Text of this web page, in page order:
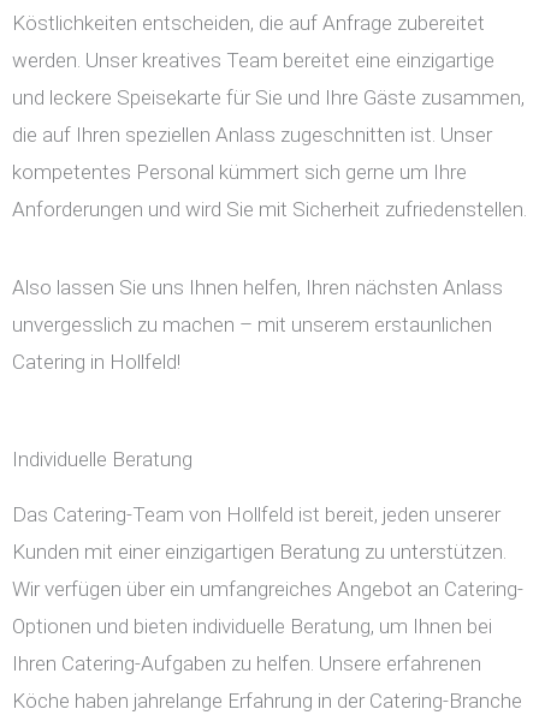
Köstlichkeiten entscheiden, die auf Anfrage zubereitet
werden. Unser kreatives Team bereitet eine einzigartige
und leckere Speisekarte für Sie und Ihre Gäste zusammen,
die auf Ihren speziellen Anlass zugeschnitten ist. Unser
kompetentes Personal kümmert sich gerne um Ihre
Anforderungen und wird Sie mit Sicherheit zufriedenstellen.
Also lassen Sie uns Ihnen helfen, Ihren nächsten Anlass
unvergesslich zu machen – mit unserem erstaunlichen
Catering in Hollfeld!
Individuelle Beratung
Das Catering-Team von Hollfeld ist bereit, jeden unserer
Kunden mit einer einzigartigen Beratung zu unterstützen.
Wir verfügen über ein umfangreiches Angebot an Catering-
Optionen und bieten individuelle Beratung, um Ihnen bei
Ihren Catering-Aufgaben zu helfen. Unsere erfahrenen
Köche haben jahrelange Erfahrung in der Catering-Branche